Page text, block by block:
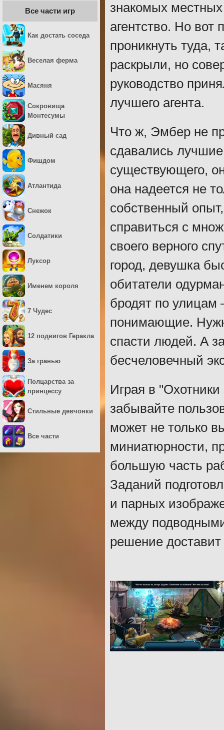
знакомых
агентство. Но вот
проникнуть туда,
раскрыли, но
руководство
лучшего агента.
Что ж, Эмбер не
сдавались
существующего,
она надеется не
собственный
справиться с
своего верного
город, девушка
обитатели
бродят по улицам
понимающие.
спасти людей. А
бесчеловечный
Играя в
забывайте
может не только
миниатюрности,
большую часть
Заданий
и парных
между
решение
Все части игр
Как достать соседа
Веселая ферма
Масяня
Сокровища
Монтесумы
Дивный сад
Фишдом
Атлантида
Снежок
Солдатики
Луксор
Именем короля
7 Чудес
12 подвигов Геракла
За гранью
Полцарства за
принцессу
Стильные девчонки
Все части